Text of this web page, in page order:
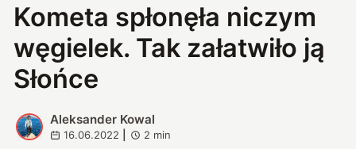
Kometa spłonęła niczym
węgielek. Tak załatwiło ją
Słońce
A
Aleksander Kowal
16.06.2022 2 min